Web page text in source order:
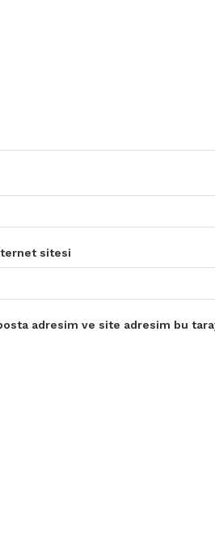
sitesi
adresim ve site adresim bu